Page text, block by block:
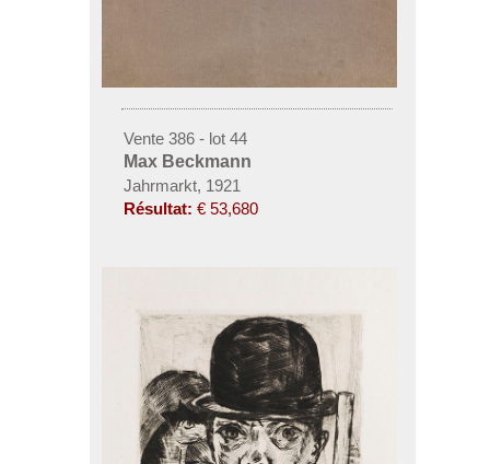
Vente 386 - lot 44
Max Beckmann
Jahrmarkt, 1921
Résultat: € 53,680